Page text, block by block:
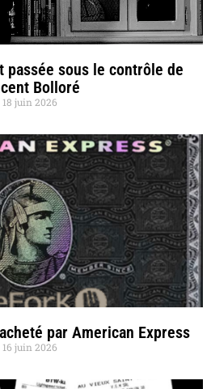
passée sous le contrôle de
Bolloré
18 juin 2026
par American Express
16 juin 2026